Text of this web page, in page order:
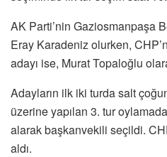
AK Parti’nin Gaziosmanpaşa
Eray Karadeniz olurken,
adayı ise, Murat Topaloğlu
Adayların ilk iki turda salt
üzerine yapılan 3. tur
alarak başkanvekili seçildi.
aldı.